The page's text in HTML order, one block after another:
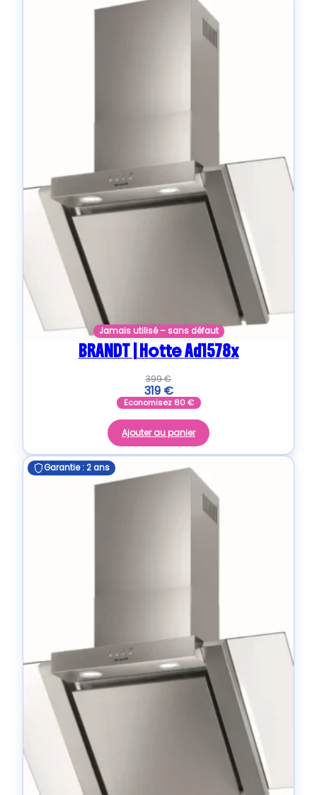
Jamais utilisé – sans défaut
BRANDT | Hotte Ad1578x
399€
319 €
Economisez 80€
Ajouter au panier
Garantie : 2 ans